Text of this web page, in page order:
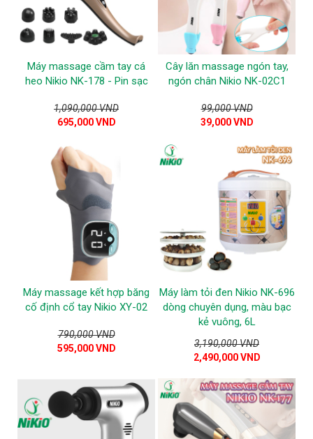
Máy massage cầm tay cá
heo Nikio NK-178 - Pin sạc
1,090,000 VND
695,000 VND
Cây lăn massage ngón tay,
ngón chân Nikio NK-02C1
99,000 VND
39,000 VND
Máy massage kết hợp băng
cố định cổ tay Nikio XY-02
790,000 VND
595,000 VND
Máy làm tỏi đen Nikio NK-696
dòng chuyên dụng, màu bạc
kẻ vuông, 6L
3,190,000 VND
2,490,000 VND